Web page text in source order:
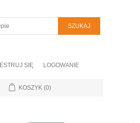
sklepie
SIĘ LOGOWANIE
KOSZYK (0)